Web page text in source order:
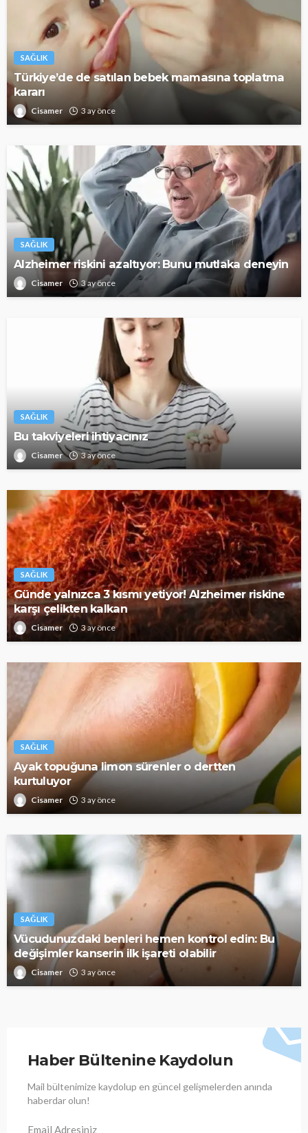
SAĞLIK
Türkiye’de de satılan bebek mamasına toplatma
kararı
Cisamer 3 ay önce
SAĞLIK
Alzheimer riskini azaltıyor: Bunu mutlaka deneyin
Cisamer 3 ay önce
SAĞLIK
Bu takviyeleri ihtiyacınız
Cisamer 3 ay önce
SAĞLIK
Günde yalnızca 3 kısmı yetiyor! Alzheimer riskine
karşı çelikten kalkan
Cisamer 3 ay önce
SAĞLIK
Ayak topuğuna limon sürenler o dertten
kurtuluyor
Cisamer 3 ay önce
SAĞLIK
Vücudunuzdaki benleri hemen kontrol edin: Bu
değişimler kanserin ilk işareti olabilir
Cisamer 3 ay önce
Haber Bültenine Kaydolun
Mail bültenimize kaydolup en güncel gelişmelerden anında
haberdar olun!
Email Adresiniz